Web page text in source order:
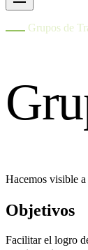
Grupos de
Hacemos visible
Objetivos
Facilitar el logro